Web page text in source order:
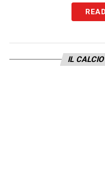
LE PAROLE –«E’
in questo mondo.
IL